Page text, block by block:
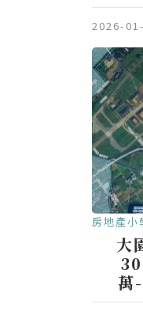
2026-
房地產小
大
萬